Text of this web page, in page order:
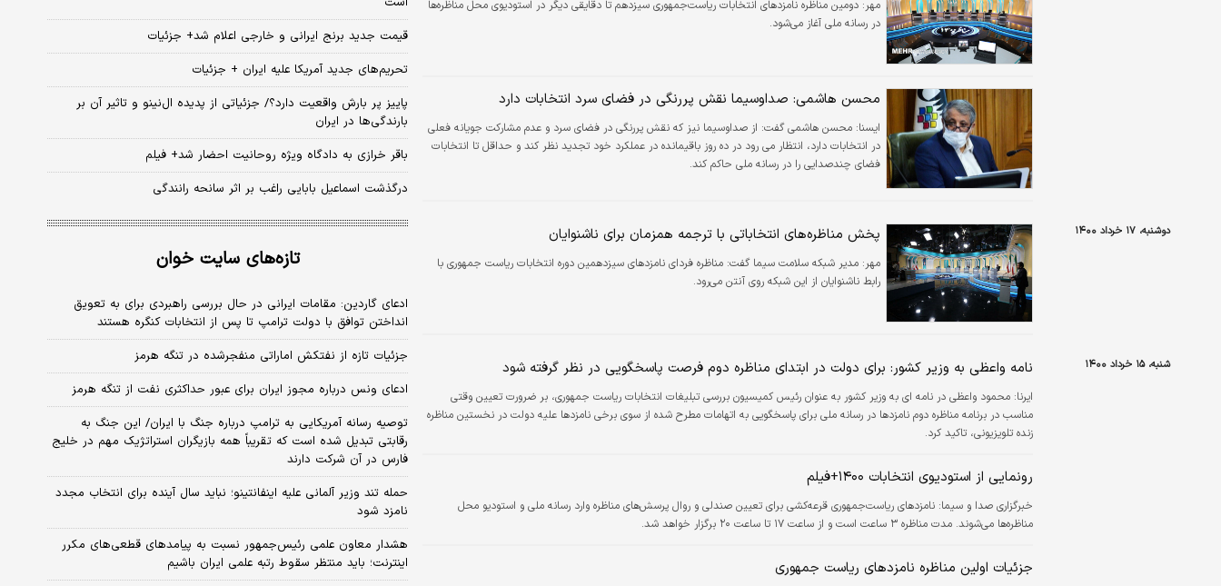
مهر: دومین مناظره نامزدهای انتخابات ریاست‌جمهوری سیزدهم تا دقایقی دیگر در استودیوی محل مناظره‌ها
در رسانه ملی آغاز می‌شود.
محسن هاشمی: صداوسیما نقش پررنگی در فضای سرد انتخابات دارد
ايسنا:
محسن هاشمی گفت: از صداوسیما نیز که نقش پررنگی در فضای سرد و عدم مشارکت جویانه فعلی
در انتخابات دارد، انتظار می رود در ده روز باقیمانده در عملکرد خود تجدید نظر کند و حداقل تا انتخابات
فضای چندصدایی را در رسانه ملی حاکم کند.
دوشنبه، ۱۷ خرداد ۱۴۰۰ پخش مناظره‌های انتخاباتی با ترجمه همزمان برای ناشنوایان
مهر: مدیر شبکه سلامت سیما گفت: مناظره فردای نامزدهای سیزدهمین دوره انتخابات ریاست جمهوری با
رابط ناشنوایان از این شبکه روی آنتن می‌رود.
شنبه، ۱۵ خرداد ۱۴۰۰ نامه واعظی به وزیر کشور: برای دولت در ابتدای مناظره دوم فرصت پاسخگویی در نظر گرفته شود
ایرنا: محمود واعظی در نامه ای به وزیر کشور به عنوان رئیس کمیسیون بررسی تبلیغات انتخابات ریاست جمهوری، بر ضرورت تعیین وقتی
مناسب در برنامه مناظره دوم نامزدها در رسانه ملی برای پاسخگویی به اتهامات مطرح شده از سوی برخی نامزدها علیه دولت در نخستین مناظره
زنده تلویزیونی، تاکید کرد.
رونمایی از استودیوی انتخابات ۱۴۰۰+فیلم
خبرگزاری صدا و سیما: نامزدهای ریاست‌جمهوری قرعه‌کشی برای تعیین صندلی و روال پرسش‌های مناظره وارد رسانه ملی و استودیو محل
مناظره‌ها می‌شوند. مدت مناظره ۳ ساعت است و از ساعت ۱۷ تا ساعت ۲۰ برگزار خواهد شد.
جزئیات اولین مناظره نامزدهای ریاست جمهوری
قیمت جدید برنج ایرانی و خارجی اعلام شد+ جزئیات
تحریم‌های جدید آمریکا علیه ایران + جزئیات
پاییز پر بارش واقعیت دارد؟/ جزئیاتی از پدیده ال‌نینو و تاثیر آن بر
بارندگی‌ها در ایران
باقر خرازی به دادگاه ویژه روحانیت احضار شد+ فیلم
درگذشت اسماعیل بابایی راغب بر اثر سانحه رانندگی
تازه‌های سایت خوان
ادعای گاردین: مقامات ایرانی در حال بررسی راهبردی برای به تعویق
انداختن توافق با دولت ترامپ تا پس از انتخابات کنگره هستند
جزئیات تازه از نفتکش اماراتی منفجرشده در تنگه هرمز
ادعای ونس درباره مجوز ایران برای عبور حداکثری نفت از تنگه هرمز
توصیه رسانه آمریکایی به ترامپ درباره جنگ با ایران/ این جنگ به
رقابتی تبدیل شده است که تقریباً همه بازیگران استراتژیک مهم در خلیج
فارس در آن شرکت دارند
حمله تند وزیر آلمانی علیه اینفانتینو؛ نباید سال آینده برای انتخاب مجدد
نامزد شود
هشدار معاون علمی رئیس‌جمهور نسبت به پیامدهای قطعی‌های مکرر
اینترنت؛ باید منتظر سقوط رتبه علمی ایران باشیم